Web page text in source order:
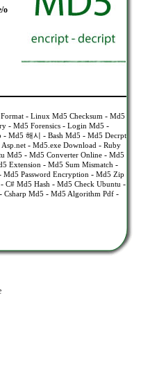
o
- Linux Md5 Checksum - Md5
- Md5 Forensics- Login Md5 -
- Md5 해시 - Bash Md5 - Md5 Decrpt
- Md5.exe Download - Ruby
Md5 - Md5 Converter Online- Md5
Extension - Md5 Sum Mismatch -
Md5 Password Encryption - Md5 Zip
C# Md5 Hash - Md5 Check Ubuntu -
- Csharp Md5 - Md5 Algorithm Pdf -